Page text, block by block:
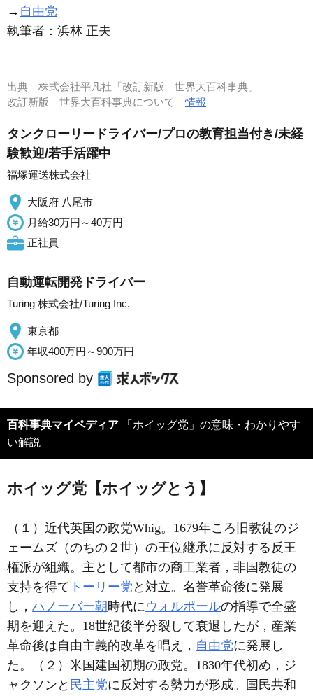
→ 自由党
執筆者： 浜林 正夫
出典 株式会社平凡社「改訂新版 世界大百科事典」
改訂新版 世界大百科事典について情報
タンクローリードライバー/プロの教育担当付き/未経
験歓迎/若手活躍中
福塚運送株式会社
大阪府 八尾市
月給30万円～40万円
正社員
自動運転開発ドライバー
Turing 株式会社/Turing Inc.
東京都
年収400万円～900万円
Sponsored by
百科事典マイペディア 「ホイッグ党」の意味・わかりやす
い解説
ホイッグ党【ホイッグとう】
（１）近代英国の政党Whig。1679年ころ旧教徒のジ
ェームズ（のちの２世）の王位継承に反対する反王
権派が組織。主として都市の商工業者，非国教徒の
支持を得て トーリー党 と対立。名誉革命後に発展
し， ハノーバー朝時代に ウォルポールの指導で全盛
期を迎えた。18世紀後半分裂して衰退したが，産業
革命後は自由主義的改革を唱え， 自由党に発展し
た。（２）米国建国初期の政党。1830年代初め，ジ
ャクソンと 民主党に反対する勢力が形成。国民共和